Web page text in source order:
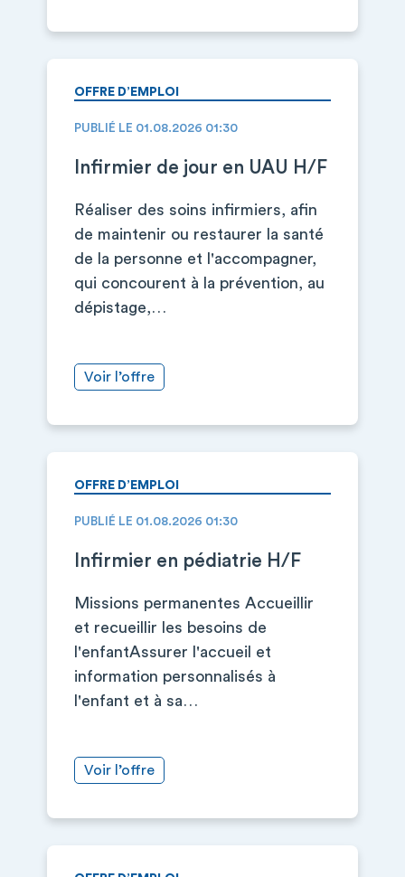
OFFRE D’EMPLOI
PUBLIÉ LE 01.08.2026 01:30
Infirmier de jour en UAU H/F
Réaliser des soins infirmiers, afin
de maintenir ou restaurer la santé
de la personne et l'accompagner,
qui concourent à la prévention, au
dépistage,…
Voir l’offre
OFFRE D’EMPLOI
PUBLIÉ LE 01.08.2026 01:30
Infirmier en pédiatrie H/F
Missions permanentes Accueillir
et recueillir les besoins de
l'enfantAssurer l'accueil et
information personnalisés à
l'enfant et à sa…
Voir l’offre